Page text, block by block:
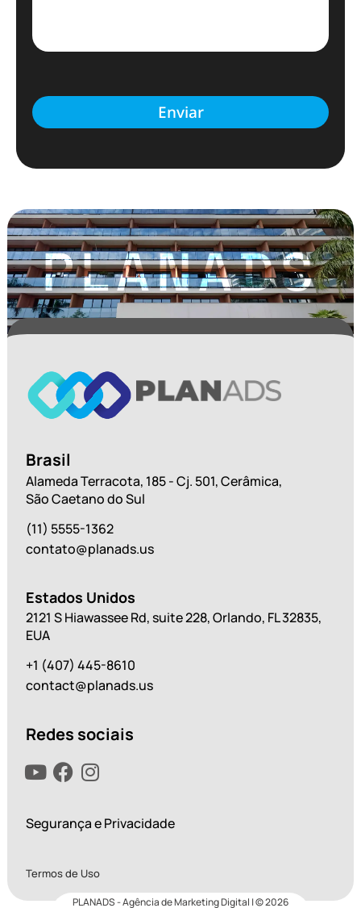
Enviar
PLANADS
Brasil
Alameda Terracota, 185 - Cj. 501, Cerâmica,
São Caetano do Sul
(11) 5555-1362
contato@planads.us
Estados Unidos
2121 S Hiawassee Rd, suite 228, Orlando, FL 32835,
EUA
+1 (407) 445-8610
contact@planads.us
Redes sociais
Segurança e Privacidade
Termos de Uso
PLANADS- Agência de Marketing Digital | © 2026